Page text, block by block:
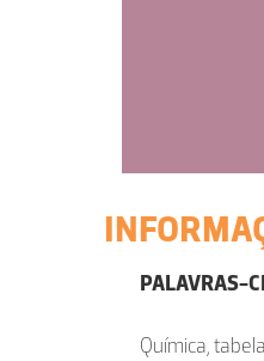
PALAVRAS-
Química,